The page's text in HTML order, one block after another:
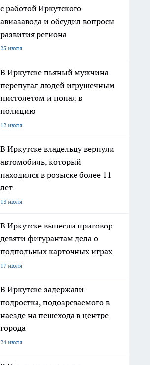
с работой Иркутского
авиазавода и обсудил вопросы
развития региона
25 июля
В Иркутске пьяный мужчина
перепугал людей игрушечным
пистолетом и попал в
полицию
12 июля
В Иркутске владельцу вернули
автомобиль, который
находился в розыске более 11
лет
13 июля
В Иркутске вынесли приговор
девяти фигурантам дела о
подпольных карточных играх
17 июля
В Иркутске задержали
подростка, подозреваемого в
наезде на пешехода в центре
города
24 июля